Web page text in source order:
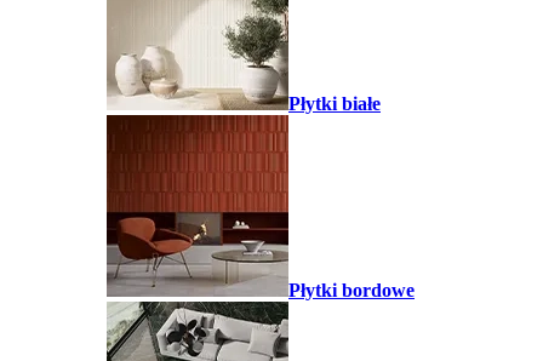
Płytki białe
Płytki bordowe